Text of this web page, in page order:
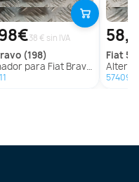
38 € sin IVA
(198)
para Fiat Bravo (198)
fiat